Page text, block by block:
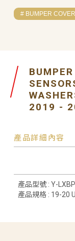
# BUMPER COVER
2019 -
產品詳細內容
產品型號 : Y-
產品規格 : 19-20